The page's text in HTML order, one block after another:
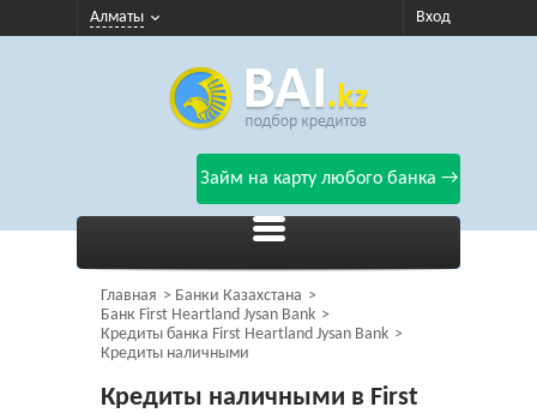
Алматы Вход
Займ на карту любого банка →
Главная
Банки Казахстана
Банк First Heartland Jysan Bank
Кредиты банка First Heartland Jysan Bank
Кредиты наличными
Кредиты наличными в First